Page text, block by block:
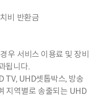
비 반환금
우 서비스 이용료 및 장비
됩니다.
TV, UHD셋톱박스, 방송
지역별로 송출되는 UHD